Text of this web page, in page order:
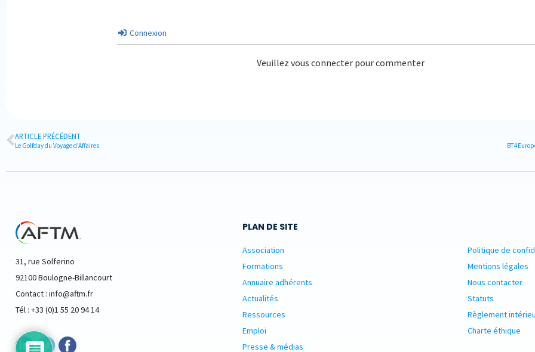
Connexion
Veuillez vous connecter pour commenter
ARTICLE PRÉCÉDENT
Le Golfday du Voyage d’Affaires
31, rue Solferino
92100 Boulogne-Billancourt
Contact : info@aftm.fr
Tél : +33 (0)1 55 20 94 14
PLAN DE SITE
Association
Formations
Annuaire adhérents
Actualités
Ressources
Emploi
Presse & médias
Politique de
Mentions légales
Nous contacter
Statuts
Règlement
Charte éthique